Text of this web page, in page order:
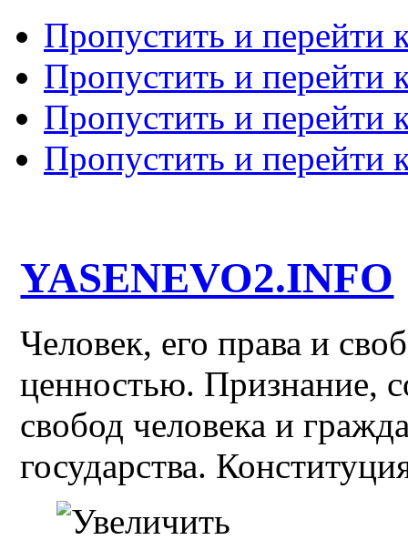
Пропустить и перейти
Пропустить и перейти
Пропустить и перейти
Пропустить и перейти
YASENEVO2.INFO
Человек, его права и
ценностью. Признание,
свобод человека и
государства.